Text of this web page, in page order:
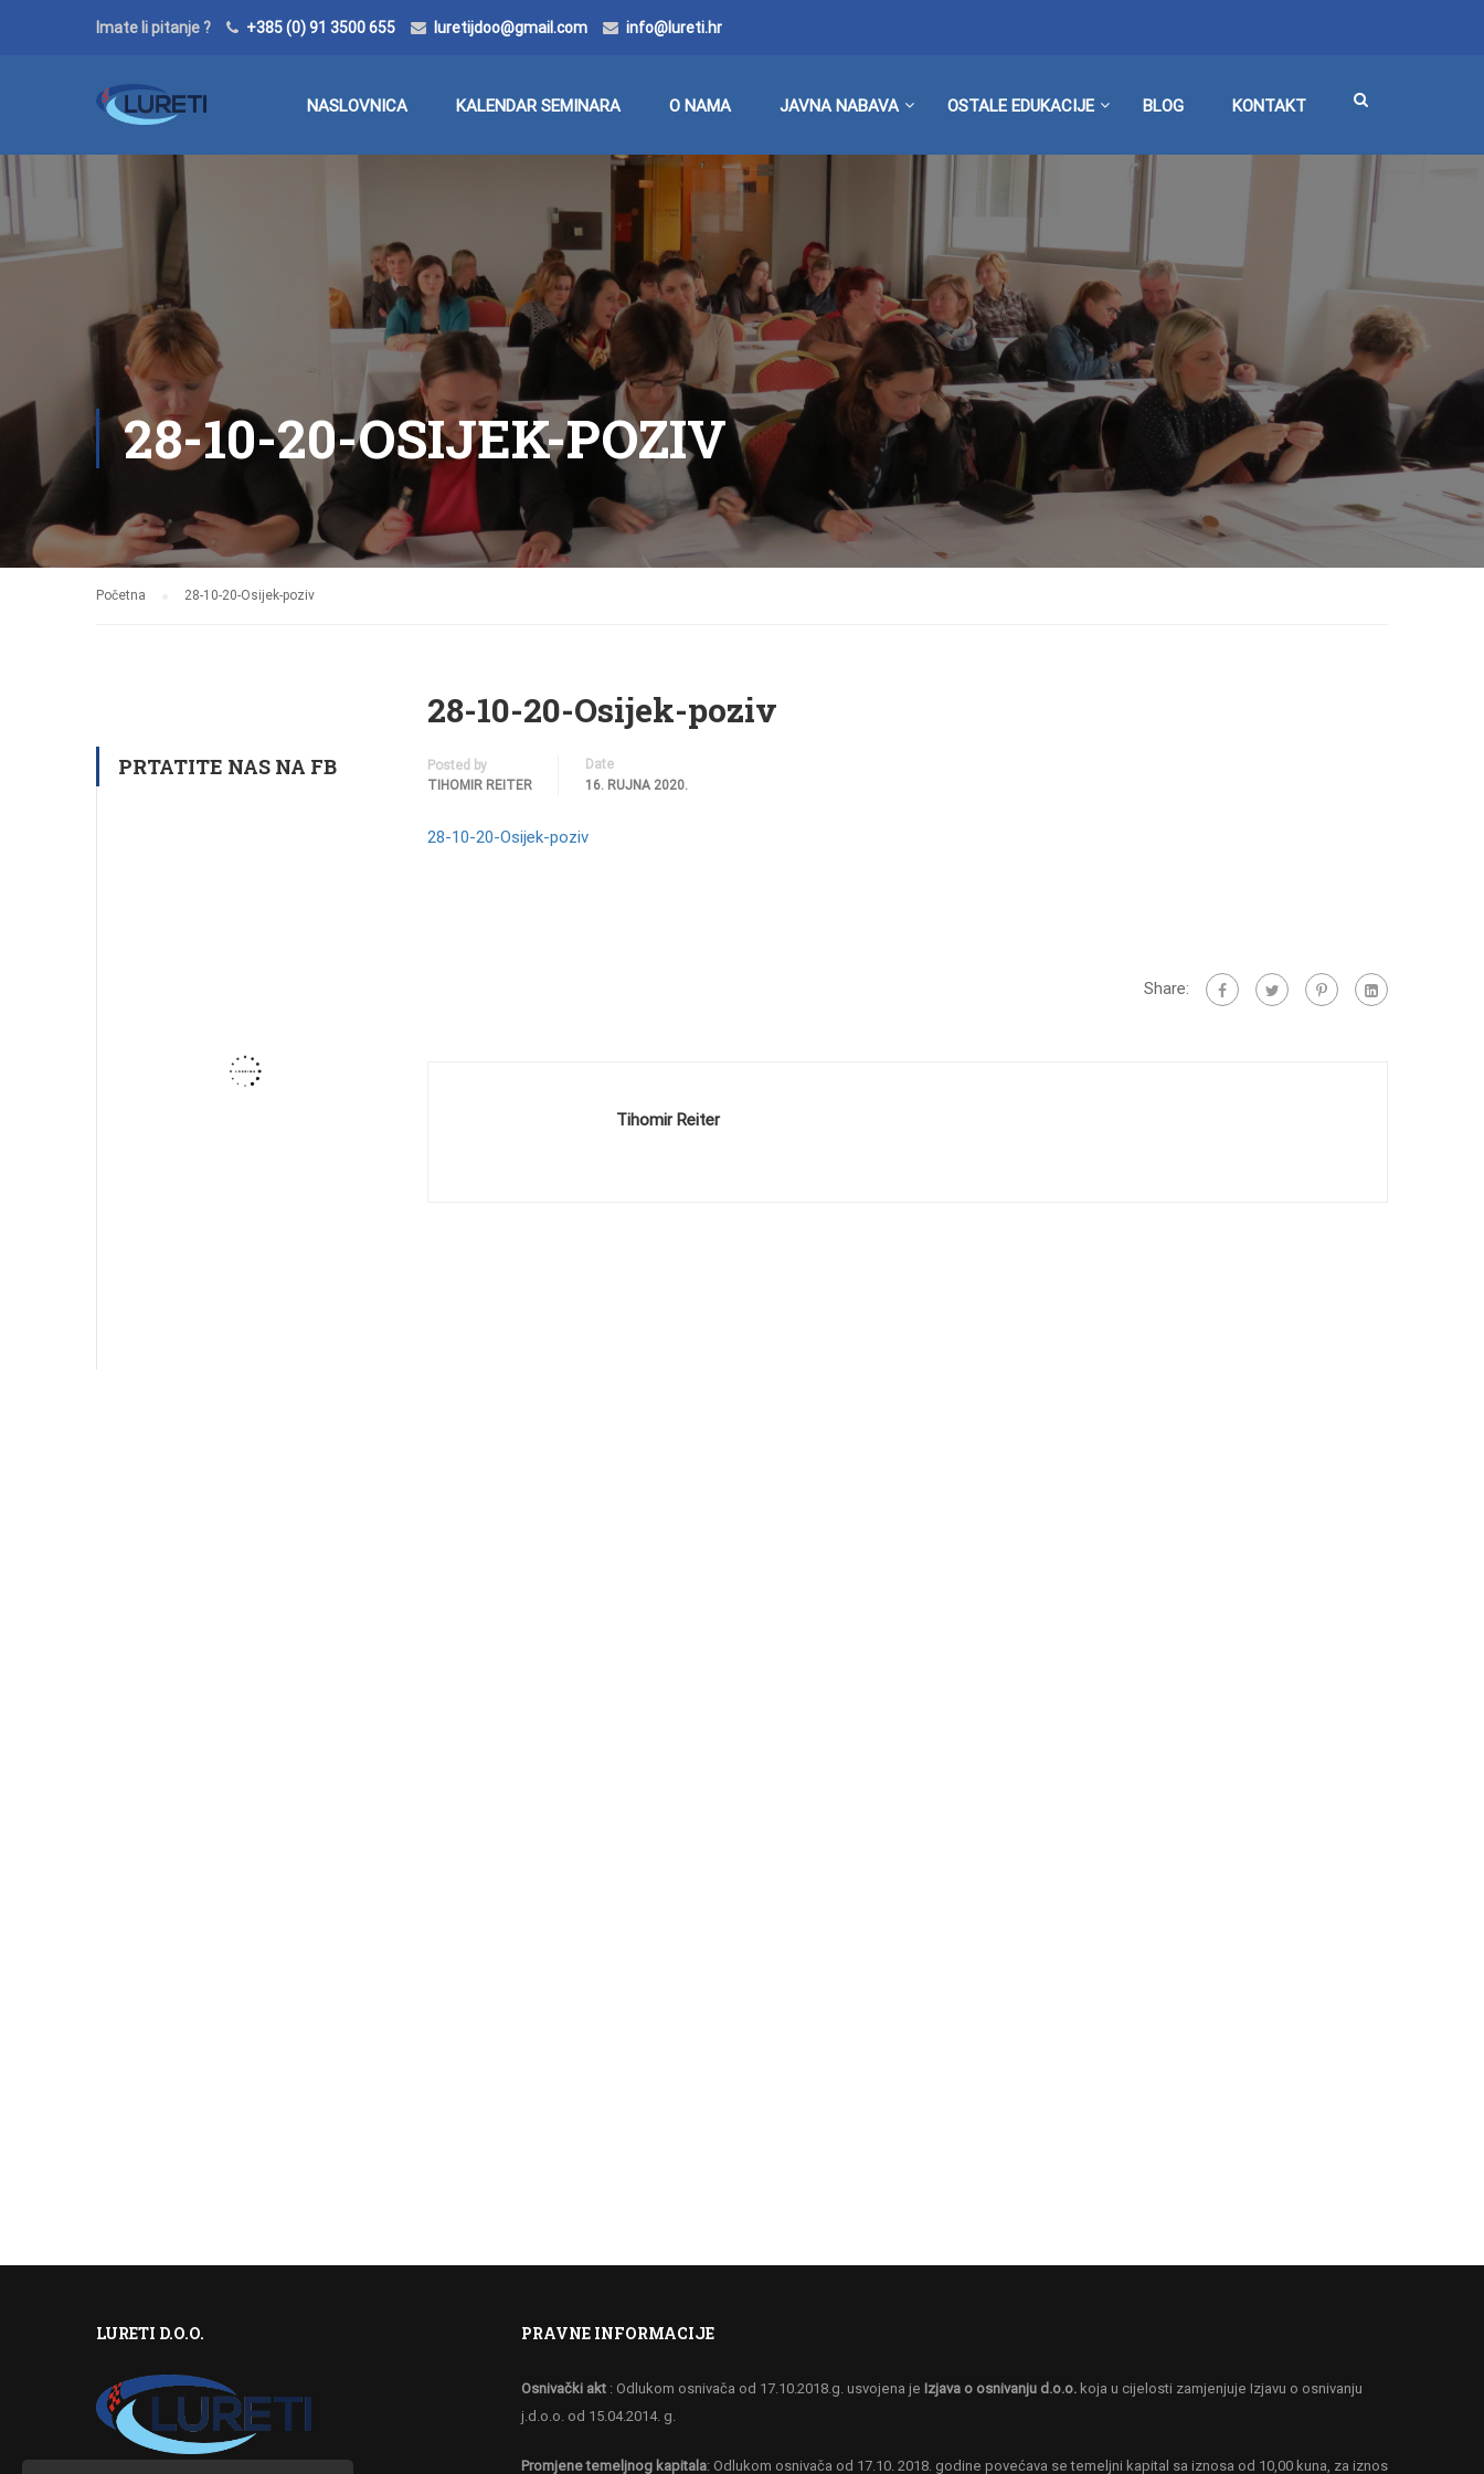
Imate li pitanje ? +385 (0) 91 3500 655 luretijdoo@gmail.com info@lureti.hr
NASLOVNICA KALENDAR SEMINARA O NAMA JAVNA NABAVA OSTALE EDUKACIJE BLOG KONTAKT
28-10-20-OSIJEK-POZIV
Početna 28-10-20-Osijek-poziv
28-10-20-Osijek-poziv
Posted by
TIHOMIR REITER
Date
16. RUJNA 2020.
28-10-20-Osijek-poziv
Share:
Tihomir Reiter
PRTATITE NAS NA FB
LURETI D.O.O. PRAVNE INFORMACIJE
Osnivački akt: Odlukom osnivača od 17.10.2018.g. usvojena je Izjava o osnivanju d.o.o.koja u cijelosti zamjenjuje Izjavu o osnivanju
j.d.o.o. od 15.04.2014. g.
Promjene temeljnog kapitala: Odlukom osnivača od 17.10. 2018. godine povećava se temeljni kapital sa iznosa od 10,00 kuna, za iznos